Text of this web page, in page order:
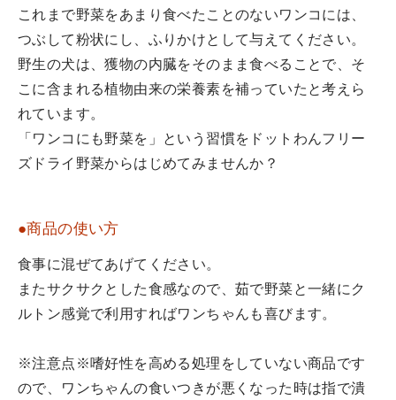
これまで野菜をあまり食べたことのないワンコには、
つぶして粉状にし、ふりかけとして与えてください。
野生の犬は、獲物の内臓をそのまま食べることで、そ
こに含まれる植物由来の栄養素を補っていたと考えら
れています。
「ワンコにも野菜を」という習慣をドットわんフリー
ズドライ野菜からはじめてみませんか？
●商品の使い方
食事に混ぜてあげてください。
またサクサクとした食感なので、茹で野菜と一緒にク
ルトン感覚で利用すればワンちゃんも喜びます。
※注意点※嗜好性を高める処理をしていない商品です
ので、ワンちゃんの食いつきが悪くなった時は指で潰